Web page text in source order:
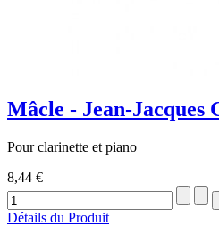
Mâcle - Jean-Jacques
Pour clarinette et piano
8,44 €
Détails du Produit